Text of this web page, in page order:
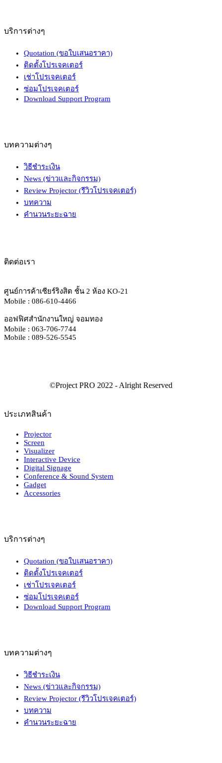
บริการต่างๆ
Quotation (ขอใบเสนอราคา)
ติดตั้งโปรเจคเตอร์
เช่าโปรเจคเตอร์
ซ่อมโปรเจคเตอร์
Download Support Program
บทความต่างๆ
วิธีชำระเงิน
News (ข่าวและกิจกรรม)
Review Projector (รีวิวโปรเจคเตอร์)
บทความ
คำนวนระยะฉาย
ติดต่อเรา
ศูนย์การค้าเซียร์ริงสิต ชั้น 2 ห้อง KO-21
Mobile : 086-610-4466
ออฟฟิศสำนักงานใหญ่ จอมทอง
Mobile : 063-706-7744
Mobile : 089-526-5545
ประเภทสินค้า
Projector
Screen
Visualizer
Interactive Device
Digital Signage
Conference & Sound System
Gadget
Accessories
บริการต่างๆ
Quotation (ขอใบเสนอราคา)
ติดตั้งโปรเจคเตอร์
เช่าโปรเจคเตอร์
ซ่อมโปรเจคเตอร์
Download Support Program
บทความต่างๆ
วิธีชำระเงิน
News (ข่าวและกิจกรรม)
Review Projector (รีวิวโปรเจคเตอร์)
บทความ
คำนวนระยะฉาย